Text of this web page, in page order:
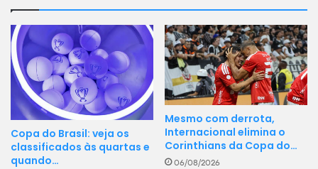
Copa do Brasil: veja os
classificados às quartas e
quando…
Mesmo com derrota,
Internacional elimina o
Corinthians da Copa do…
06/08/2026